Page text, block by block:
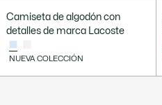
Camiseta de algodón con
detalles de marca Lacoste
NUEVA COLECCIÓN